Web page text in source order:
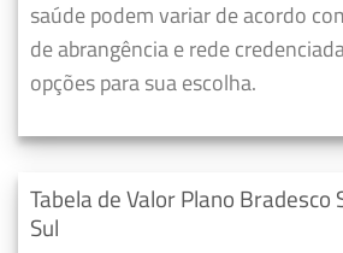
saúde podem variar de acordo
de abrangência e rede
opções para sua escolha.
Tabela de Valor Plano Bradesco
Sul